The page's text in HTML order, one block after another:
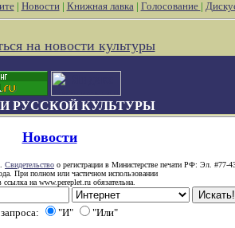
| Новости| Книжная лавка| Голосование |
на новости культуры
РУССКОЙ КУЛЬТУРЫ
Новости
Свидетельство о регистрации в Министерстве печати РФ: Эл. #77-
При полном или частичном использовании
ссылка на www.pereplet.ru обязательна.
"И" "Или"